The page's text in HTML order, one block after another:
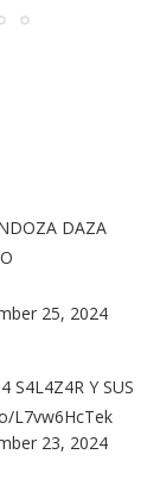
DAZA
25, 2024
S4L4Z4R Y SUS
L7vw6HcTek
23, 2024